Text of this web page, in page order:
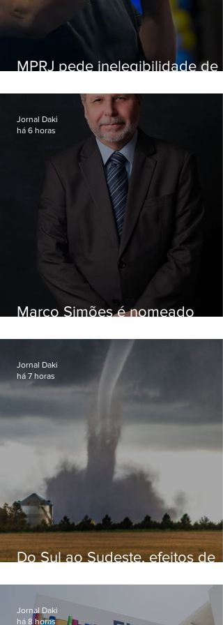
MPRJ pede inelegibilidade de
Marco Simões é nomeado
Jornal Daki
há 6 horas
Do Sul ao Sudeste, efeitos de
apreensão na população
Jornal Daki
há 7 horas
Jornal Daki
há 8 horas